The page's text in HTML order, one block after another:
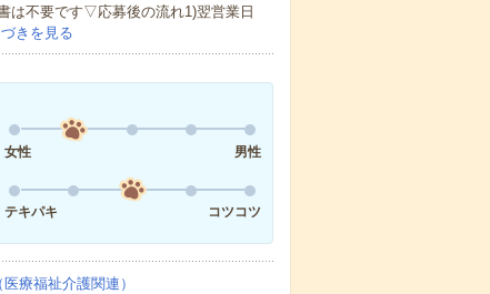
不要です▽応募後の流れ1)翌営業日
きを見る
女性
男性
テキパキ
コツコツ
療福祉介護関連）